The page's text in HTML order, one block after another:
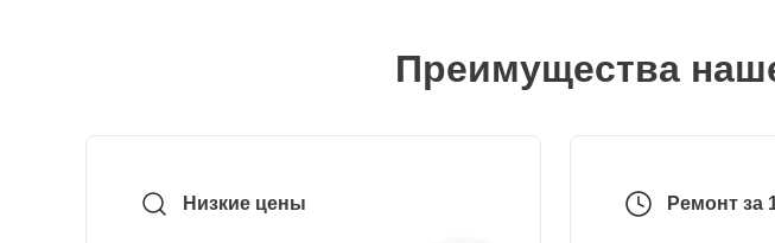
Преимущества
Низкие цены Ремонт за